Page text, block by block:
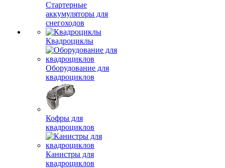
Стартерные
аккумуляторы для
снегоходов
Квадроциклы
Оборудование для
квадроциклов
Кофры для
квадроциклов
Канистры для
квадроциклов